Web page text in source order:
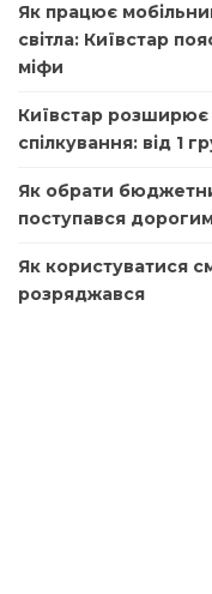
Як працює
світла: Київстар
міфи
Київстар
спілкування: від 1
Як обрати
поступався
Як користуватися
розряджався